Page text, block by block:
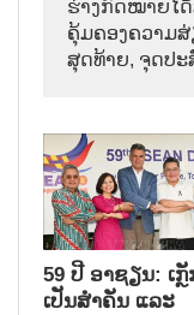
ຮ່າງກົດໝາຍໄ
ຄຸ້ມຄອງຄວາມ
ສຸດທ້າຍ, ຈຸດປະ
59 ປີ ອາຊຽນ: ເກຼັ
ເປັນສຳຄັນ ແລະ